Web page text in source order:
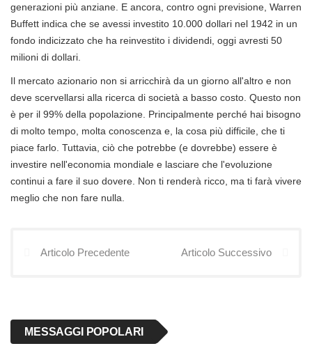
generazioni più anziane. E ancora, contro ogni previsione, Warren
Buffett indica che se avessi investito 10.000 dollari nel 1942 in un
fondo indicizzato che ha reinvestito i dividendi, oggi avresti 50
milioni di dollari.
Il mercato azionario non si arricchirà da un giorno all'altro e non
deve scervellarsi alla ricerca di società a basso costo. Questo non
è per il 99% della popolazione. Principalmente perché hai bisogno
di molto tempo, molta conoscenza e, la cosa più difficile, che ti
piace farlo. Tuttavia, ciò che potrebbe (e dovrebbe) essere è
investire nell'economia mondiale e lasciare che l'evoluzione
continui a fare il suo dovere. Non ti renderà ricco, ma ti farà vivere
meglio che non fare nulla.
Articolo Precedente Articolo Successivo
MESSAGGI POPOLARI